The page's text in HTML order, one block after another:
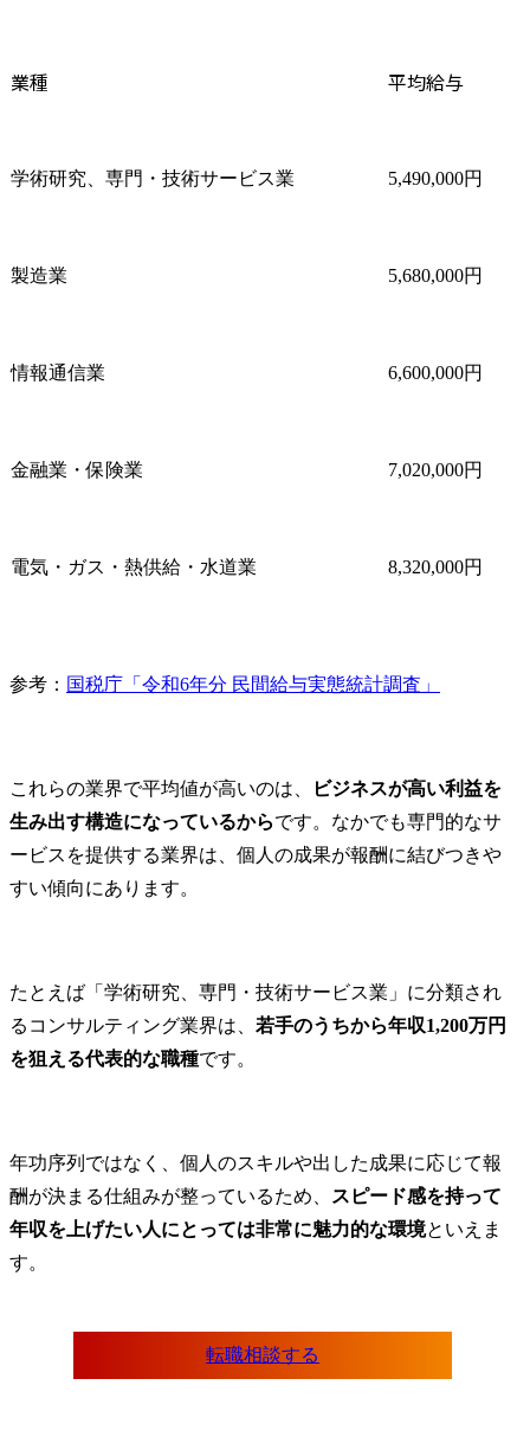
業種 平均給与
学術研究、専門・技術サービス業 5,490,000円
製造業 5,680,000円
情報通信業 6,600,000円
金融業・保険業 7,020,000円
電気・ガス・熱供給・水道業 8,320,000円
参考： 国税庁「令和6年分 民間給与実態統計調査」
これらの業界で平均値が高いのは、
ビジネスが高い利益を
生み出す構造になっているからです。なかでも専門的なサ
ービスを提供する業界は、個人の成果が報酬に結びつきや
すい傾向にあります。
たとえば「学術研究、専門・技術サービス業」に分類され
るコンサルティング業界は、 若手のうちから年収1,200万円
を狙える代表的な職種です。
年功序列ではなく、個人のスキルや出した成果に応じて報
酬が決まる仕組みが整っているため、 スピード感を持って
年収を上げたい人にとっては非常に魅力的な環境といえま
す。
転職相談する